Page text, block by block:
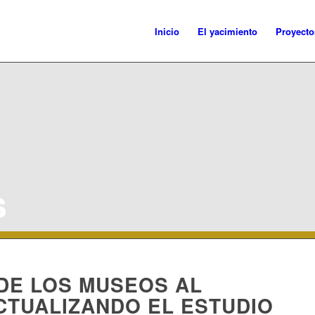
Inicio El yacimiento
LOS MUSEOS AL
EL ESTUDIO